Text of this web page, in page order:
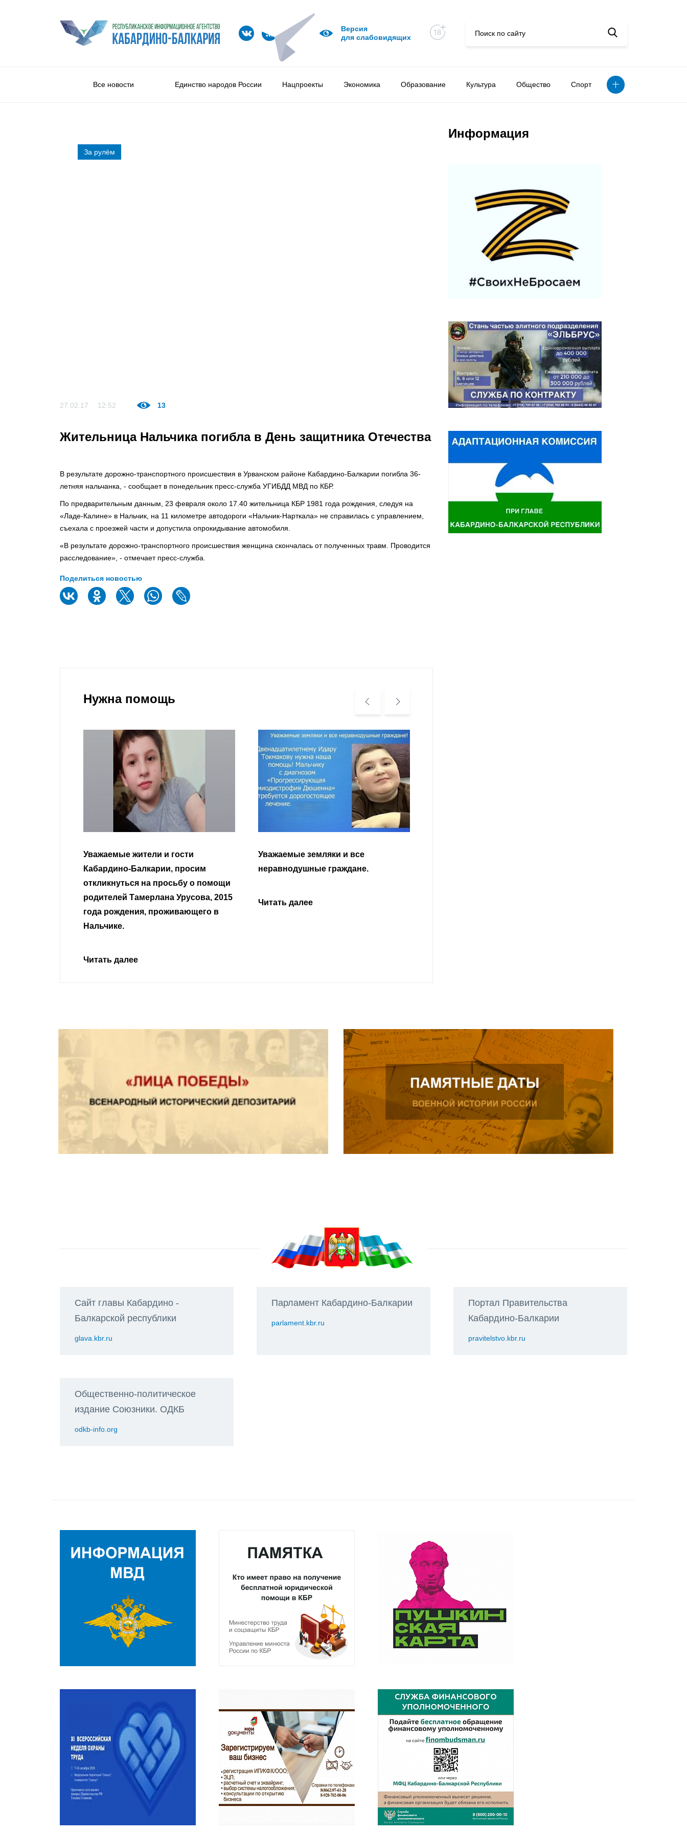
Версия
для слабовидящих
Все новости Единство народов России Нацпроекты Экономика Образование Культура Общество Спорт
За рулём
27.02.17 12:52 13
Жительница Нальчика погибла в День защитника Отечества
В результате дорожно-транспортного происшествия в Урванском районе Кабардино-Балкарии погибла 36-
летняя нальчанка, - сообщает в понедельник пресс-служба УГИБДД МВД по КБР.
По предварительным данным, 23 февраля около 17.40 жительница КБР 1981 года рождения, следуя на
«Ладе-Калине» в Нальчик, на 11 километре автодороги «Нальчик-Нарткала» не справилась с управлением,
съехала с проезжей части и допустила опрокидывание автомобиля.
«В результате дорожно-транспортного происшествия женщина скончалась от полученных травм. Проводится
расследование», - отмечает пресс-служба.
Поделиться новостью
Информация
Нужна помощь
Уважаемые жители и гости
Кабардино-Балкарии, просим
откликнуться на просьбу о помощи
родителей Тамерлана Урусова, 2015
года рождения, проживающего в
Читать далее
Уважаемые земляки и все
неравнодушные граждане.
Читать далее
Сайт главы Кабардино -
Балкарской республики
glava.kbr.ru
Парламент Кабардино-Балкарии
parlament.kbr.ru
Портал Правительства
Кабардино-Балкарии
pravitelstvo.kbr.ru
Общественно-политическое
издание Союзники. ОДКБ
odkb-info.org